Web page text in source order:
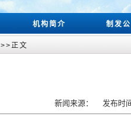
机构简介 制发
>>正文
新闻来源： 发布时